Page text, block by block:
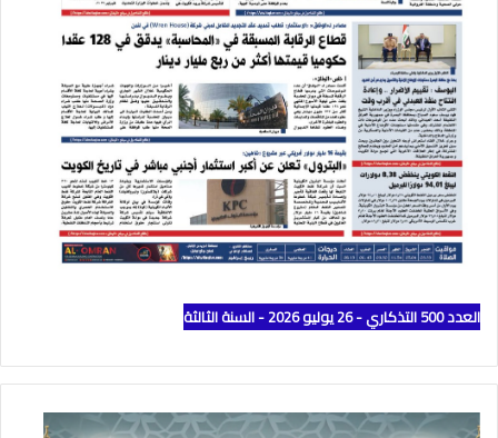
العدد 500 التذكاري - 26 يوليو 2026 - السنة الثالثة